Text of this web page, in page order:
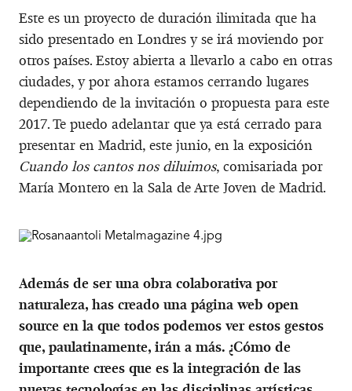
Este es un proyecto de duración ilimitada que ha
sido presentado en Londres y se irá moviendo por
otros países. Estoy abierta a llevarlo a cabo en otras
ciudades, y por ahora estamos cerrando lugares
dependiendo de la invitación o propuesta para este
2017. Te puedo adelantar que ya está cerrado para
presentar en Madrid, este junio, en la exposición
Cuando los cantos nos diluimos, comisariada por
María Montero en la Sala de Arte Joven de Madrid.
Además de ser una obra colaborativa por
naturaleza, has creado una página web open
source en la que todos podemos ver estos gestos
que, paulatinamente, irán a más. ¿Cómo de
importante crees que es la integración de las